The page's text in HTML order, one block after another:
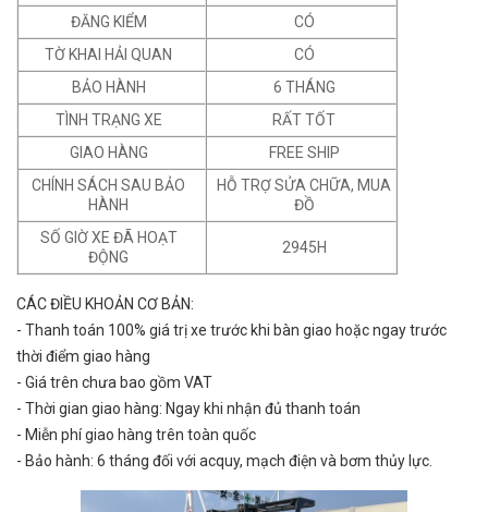
ĐĂNG KIỂM
CÓ
TỜ KHAI HẢI QUAN
CÓ
BẢO HÀNH
6 THÁNG
TÌNH TRẠNG XE
RẤT TỐT
GIAO HÀNG
FREE SHIP
CHÍNH SÁCH SAU BẢO
HÀNH
HỖ TRỢ SỬA CHỮA, MUA
ĐỒ
SỐ GIỜ XE ĐÃ HOẠT
ĐỘNG
2945H
CÁC ĐIỀU KHOẢN CƠ BẢN:
- Thanh toán 100% giá trị xe trước khi bàn giao hoặc ngay trước
thời điểm giao hàng
- Giá trên chưa bao gồm VAT
- Thời gian giao hàng: Ngay khi nhận đủ thanh toán
- Miễn phí giao hàng trên toàn quốc
- Bảo hành: 6 tháng đối với acquy, mạch điện và bơm thủy lực.